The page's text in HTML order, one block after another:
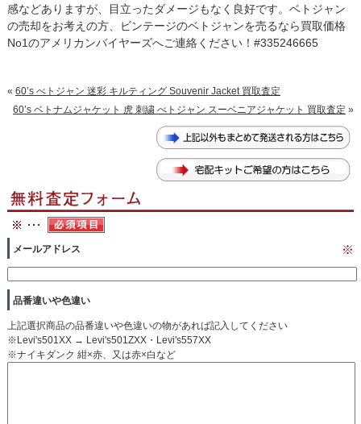
感などありますが、目立ったダメージもなく良好です。ベトジャン
の売却をお考えの方、ビンテージのベトジャンを売るなら買取価格
No1のアメリカンバイヤーズへご連絡ください！#335246665
« 60’s べトジャン 迷彩 キルティング Souvenir Jacket 買取査定
60’s ベトナムジャケット 虎 刺繍 べトジャン スーベニアジャケット 買取査定 »
メールアドレス ※
品番違いや色違い
上記選択商品の品番違いや色違いの物があれば記入してください
※Levi's501XX → Levi's501ZXX・Levi's557XX
※ナイキダンク 紺×赤、又は赤×白など